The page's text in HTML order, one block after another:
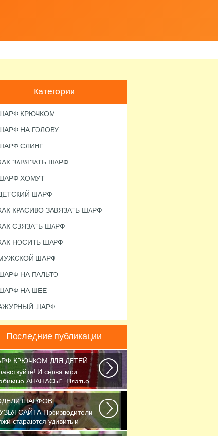
Категории
КРЮЧКОМ
НА ГОЛОВУ
СЛИНГ
ЗАВЯЗАТЬ ШАРФ
ХОМУТ
ШАРФ
КРАСИВО ЗАВЯЗАТЬ ШАРФ
СВЯЗАТЬ ШАРФ
НОСИТЬ ШАРФ
ШАРФ
НА ПАЛЬТО
НА ШЕЕ
ШАРФ
Последние публикации
КРЮЧКОМ ДЛЯ ДЕТЕЙ
И снова мои
АНАНАСЫ”. Платье
крючком 1.75...
ШАРФОВ
САЙТА Производители
стараются удивить и
труд вязальщицам...